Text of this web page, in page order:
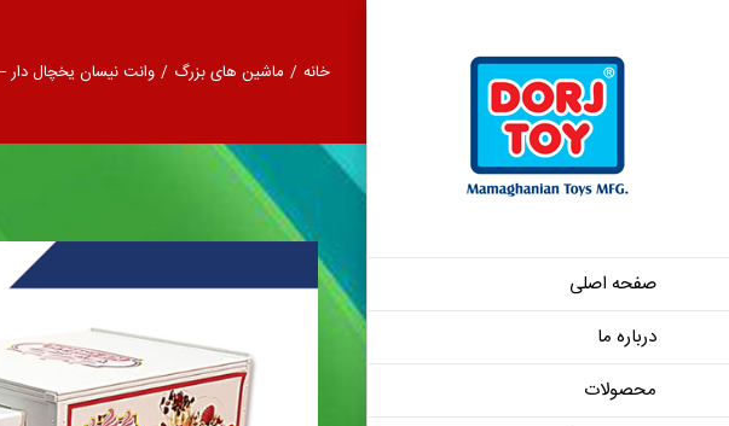
صفحه اصلی
درباره ما
محصولات
خانه / ماشین های بزرگ / وانت نیسان یخچال دار –
وانت نیسان یخچال دار – 11216